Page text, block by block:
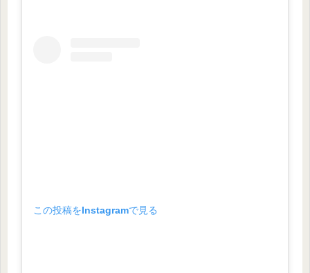
この投稿をInstagramで見る